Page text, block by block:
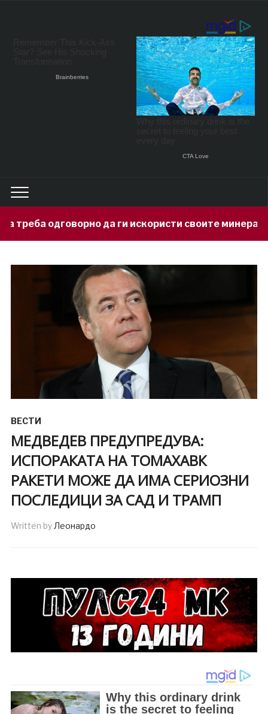
ги искористи своите минерални богатства
ВЕСТИ
МЕДВЕДЕВ ПРЕДУПРЕДУВА:
ИСПОРАКАТА НА ТОМАХАВК
РАКЕТИ МОЖЕ ДА ИМА СЕРИОЗНИ
ПОСЛЕДИЦИ ЗА САД И ТРАМП
Written byЛеонардо